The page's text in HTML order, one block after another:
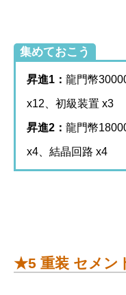
集めておこう
昇進1： 龍門幣
x12、初級装置 x3
昇進2： 龍門幣
x4、結晶回路 x4
★5 重装 セメン